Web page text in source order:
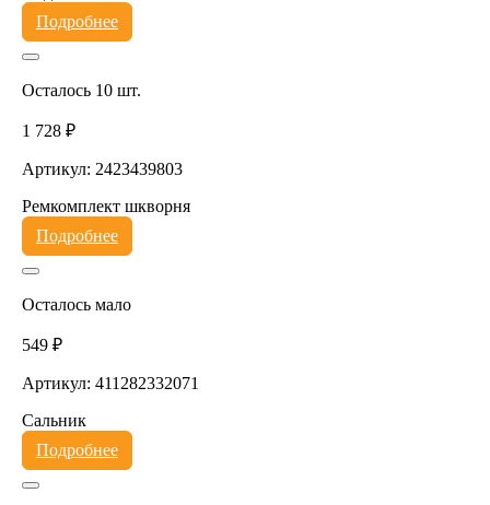
Подробнее
Осталось 10 шт.
1 728 ₽
Артикул: 2423439803
Ремкомплект шкворня
Подробнее
Осталось мало
549 ₽
Артикул: 411282332071
Сальник
Подробнее